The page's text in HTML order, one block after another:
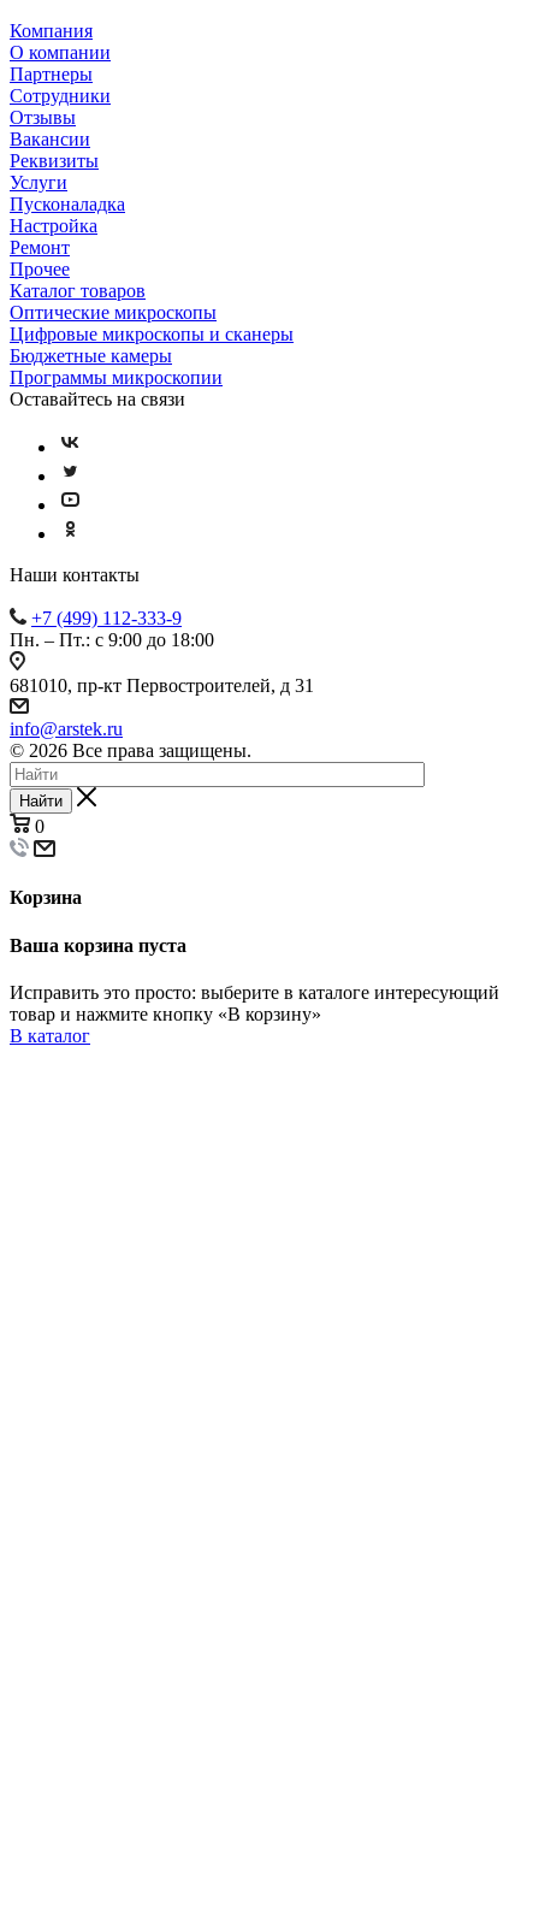
Компания
О компании
Партнеры
Сотрудники
Отзывы
Вакансии
Реквизиты
Услуги
Пусконаладка
Настройка
Ремонт
Прочее
Каталог товаров
Оптические микроскопы
Цифровые микроскопы и сканеры
Бюджетные камеры
Программы микроскопии
Оставайтесь на связи
Наши контакты
+7 (499) 112-333-9
Пн. – Пт.: с 9:00 до 18:00
681010, пр-кт Первостроителей, д 31
info@arstek.ru
© 2026 Все права защищены.
Найти
0
Корзина
Ваша корзина пуста
Исправить это просто: выберите в каталоге интересующий
товар и нажмите кнопку «В корзину»
В каталог